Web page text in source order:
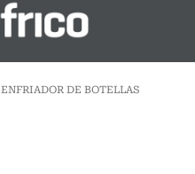
ENFRIADOR DE BOTELLAS